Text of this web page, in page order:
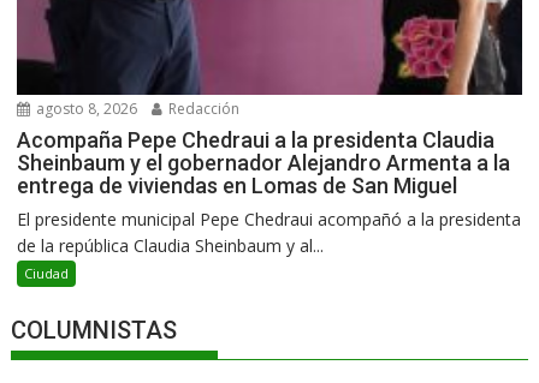
agosto 8, 2026 Redacción
Acompaña Pepe Chedraui a la presidenta Claudia
Sheinbaum y el gobernador Alejandro Armenta a la
entrega de viviendas en Lomas de San Miguel
El presidente municipal Pepe Chedraui acompañó a la presidenta
de la república Claudia Sheinbaum y al...
Ciudad
COLUMNISTAS